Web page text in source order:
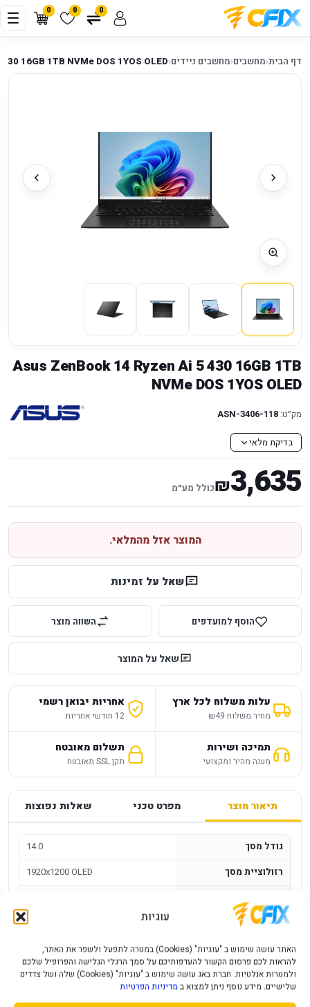
עוגיות
האתר עושה שימוש ב "עוגיות" (Cookies) במטרה לתפעל ולשפר את האתר,
להראות לכם פרסום הקשור להעדפותיכם על סמך הרגלי הגלישה והפרופיל שלכם
ולמטרות אנלטיות. חברת באג עושה שימוש ב "עוגיות" (Cookies) שלה ושל צדדים
שלישיים. מידע נוסף ניתן למצוא ב מדיניות הפרטיות
0 0 0
דף הבית‹מחשבים‹מחשבים ניידים‹
16GB 1TB NVMe DOS 1YOS OLED
Asus ZenBook 14 Ryzen Ai 5 430 16GB 1TB
NVMe DOS 1YOS OLED
מק״ט: ASN-3406-118
בדיקת מלאי
3,635
₪כולל מע״מ
המוצר אזל מהמלאי.
שאל על זמינות
הוסף למועדפים השווה מוצר
שאל על המוצר
עלות משלוח לכל ארץ
מחיר משלוח ₪49
אחריות יבואן רשמי
12 חודשי אחריות
תמיכה ושירות
מענה מהיר ומקצועי
תשלום מאובטח
תקן SSL מאובטח
תיאור מוצר מפרט טכני שאלות נפוצות
גודל מסך
14.0
רזולוציית מסך
1920x1200 OLED
CPUTYPE
AMD Ryzen AI 5
מעבד
AMD Ryzen™ AI 5 430
Neural Processor
AMD XDNA™ NPU
Neural Processor
Up To 50 Tops